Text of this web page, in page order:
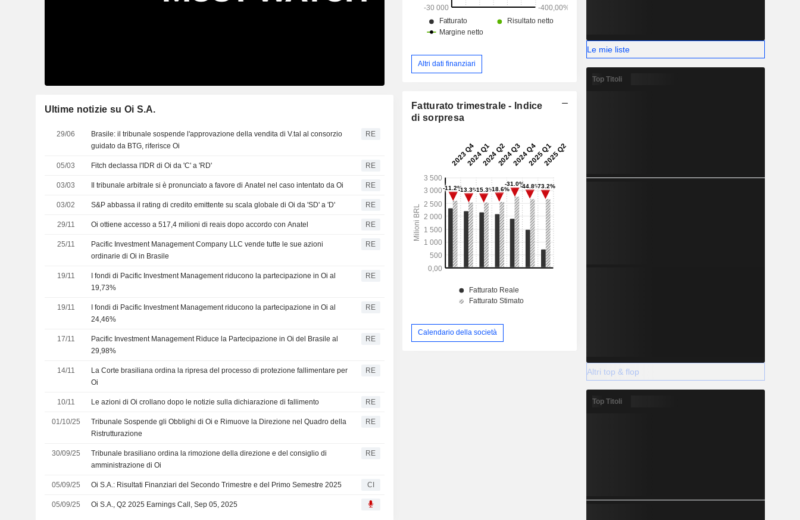
Ultime notizie su Oi S.A.
29/06
Brasile: il tribunale sospende l'approvazione della vendita di V.tal al consorzio
guidato da BTG, riferisce Oi
RE
05/03 Fitch declassa l'IDR di Oi da 'C' a 'RD' RE
03/03 Il tribunale arbitrale si è pronunciato a favore di Anatel nel caso intentato da Oi RE
03/02 S&P abbassa il rating di credito emittente su scala globale di Oi da 'SD' a 'D' RE
29/11 Oi ottiene accesso a 517,4 milioni di reais dopo accordo con Anatel RE
25/11
Pacific Investment Management Company LLC vende tutte le sue azioni
ordinarie di Oi in Brasile
RE
19/11
I fondi di Pacific Investment Management riducono la partecipazione in Oi al
19,73%
RE
19/11
I fondi di Pacific Investment Management riducono la partecipazione in Oi al
24,46%
RE
17/11
Pacific Investment Management Riduce la Partecipazione in Oi del Brasile al
29,98%
RE
14/11
La Corte brasiliana ordina la ripresa del processo di protezione fallimentare per
Oi
RE
10/11 Le azioni di Oi crollano dopo le notizie sulla dichiarazione di fallimento RE
01/10/25
Tribunale Sospende gli Obblighi di Oi e Rimuove la Direzione nel Quadro della
Ristrutturazione
RE
30/09/25
Tribunale brasiliano ordina la rimozione della direzione e del consiglio di
amministrazione di Oi
RE
05/09/25 Oi S.A.: Risultati Finanziari del Secondo Trimestre e del Primo Semestre 2025 CI
05/09/25 Oi S.A., Q2 2025 Earnings Call, Sep 05, 2025
Altri dati finanziari
Fatturato trimestrale - Indice
di sorpresa
Calendario della società
Le mie liste
Top Titoli
Altri top & flop
Top Titoli